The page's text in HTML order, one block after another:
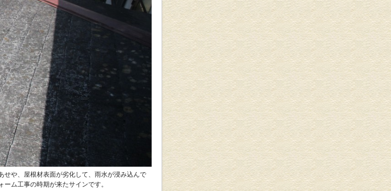
せや、屋根材表面が劣化して、雨水が浸み込んで
ム工事の時期が来たサインです。